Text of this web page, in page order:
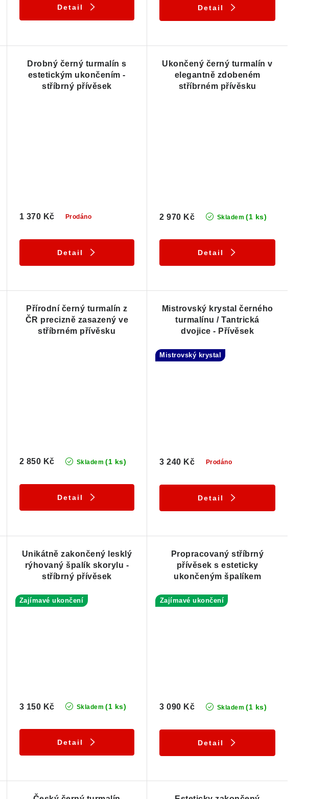
Detail Detail
Drobný černý turmalín s
estetickým ukončením -
stříbrný přívěsek
Prodáno
1 370 Kč
Detail
Ukončený černý turmalín v
elegantně zdobeném
stříbrném přívěsku
Skladem (1 ks)
2 970 Kč
Detail
Přírodní černý turmalín z
ČR precizně zasazený ve
stříbrném přívěsku
Skladem (1 ks)
2 850 Kč
Detail
Mistrovský krystal černého
turmalínu / Tantrická
dvojice - Přívěsek
Mistrovský krystal
Prodáno
3 240 Kč
Detail
Unikátně zakončený lesklý
rýhovaný špalík skorylu -
stříbrný přívěsek
Zajímavé ukončení
Skladem (1 ks)
3 150 Kč
Detail
Propracovaný stříbrný
přívěsek s esteticky
ukončeným špalíkem
Zajímavé ukončení
Skladem (1 ks)
3 090 Kč
Detail